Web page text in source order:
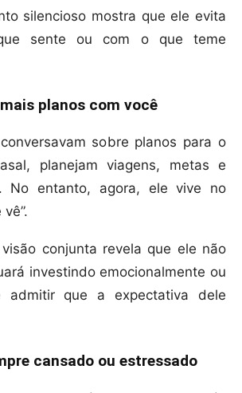
silencioso mostra que ele evita
sente ou com o que teme
planos com você
sobre planos para o
planejam viagens, metas e
No entanto, agora, ele vive no
conjunta revela que ele não
investindo emocionalmente ou
admitir que a expectativa dele
cansado ou estressado